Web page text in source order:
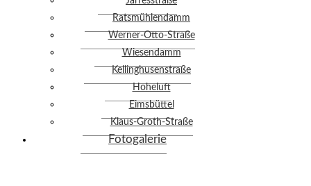
Ratsmühlendamm
Werner-Otto-Straße
Wiesendamm
Kellinghusenstraße
Hoheluft
Eimsbüttel
Klaus-Groth-Straße
Fotogalerie